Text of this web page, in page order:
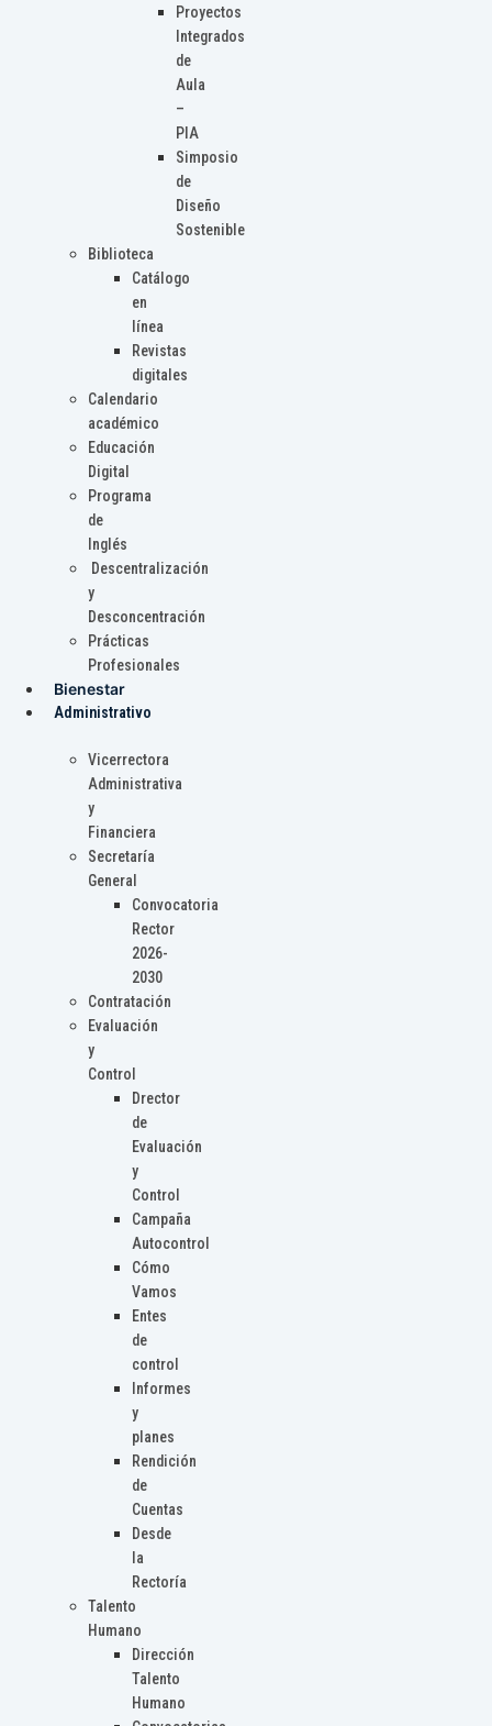
Proyectos
Integrados
de
Aula
–
PIA
Simposio
de
Diseño
Sostenible
Biblioteca
Catálogo
en
línea
Revistas
digitales
Calendario
académico
Educación
Digital
Programa
de
Inglés
Descentralización
y
Desconcentración
Prácticas
Profesionales
Bienestar
Administrativo
Vicerrectora
Administrativa
y
Financiera
Secretaría
General
Convocatoria
Rector
2026-
2030
Contratación
Evaluación
y
Control
Drector
de
Evaluación
y
Control
Campaña
Autocontrol
Cómo
Vamos
Entes
de
control
Informes
y
planes
Rendición
de
Cuentas
Desde
la
Rectoría
Talento
Humano
Dirección
Talento
Humano